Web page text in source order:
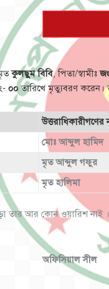
মৃতকুলছুম বিবি, পিতা/স্বামীঃ
০০তারিখে মৃত্যুবরণ করেন।
উত্তরাধিকারীগণের
মোঃ আব্দুল হামিদ
মৃত আব্দুল গফুর
মৃত হালিমা
তার আর কোন ওয়ারিশ নাই ।
অফিসিয়াল সীল